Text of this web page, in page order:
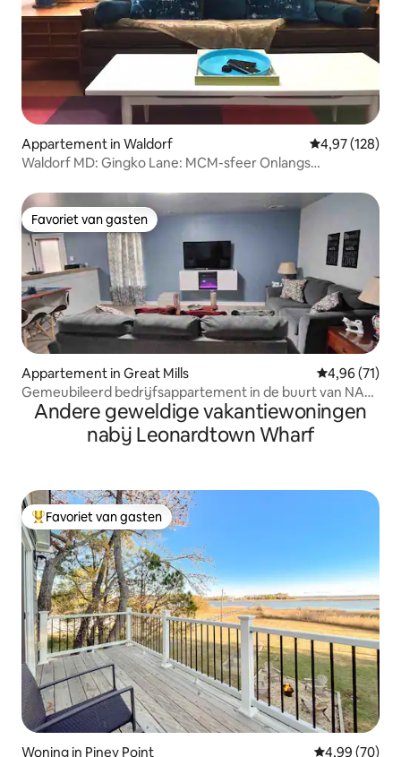
Appartement in Waldorf Gemiddelde
4,97 (128)
Waldorf MD: Gingko Lane: MCM-sfeer Onlangs
Favoriet van gasten
Favoriet van gasten
Appartement in Great Mills Gemiddelde
4,96 (71)
Gemeubileerd bedrijfsappartement in de buurt van NAS
Pax
Andere geweldige vakantiewoningen
nabij Leonardtown Wharf
Topfavoriet van gasten
Favoriet van gasten
Woning in Piney Point Gemiddelde
4,99 (70)